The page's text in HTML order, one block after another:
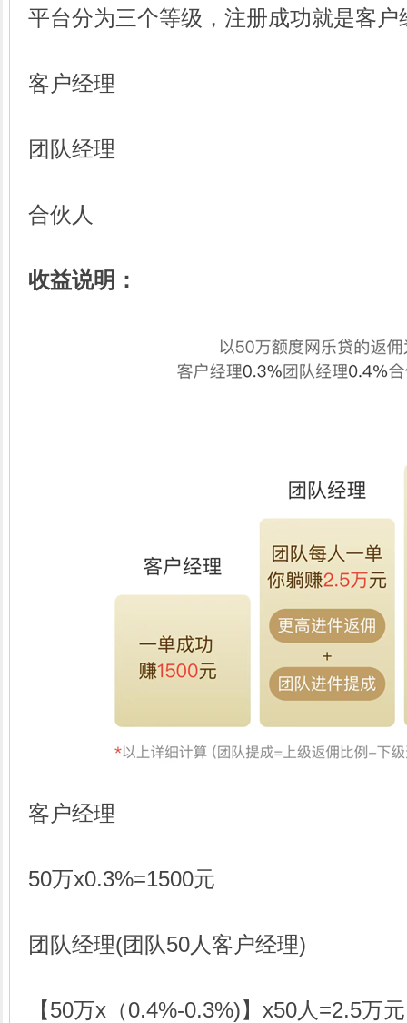
平台分为三个等级，注册成功就是客户
客户经理
团队经理
合伙人
收益说明：
客户经理
50万x0.3%=1500元
团队经理(团队50人客户经理)
【50万x（0.4%-0.3%)】x50人=2.5万元